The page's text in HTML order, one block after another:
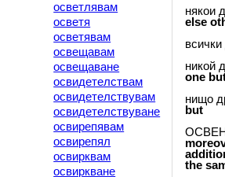
осветлявам
осветя
осветявам
освещавам
освещаване
освидетелствам
освидетелствувам
освидетелствуване
освирепявам
освирепял
освирквам
освиркване
някои
else
никой
one
нищо
but
ОСВЕН
the